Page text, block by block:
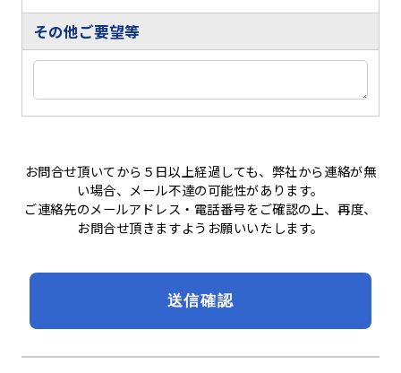
その他ご要望等
お問合せ頂いてから５日以上経過しても、弊社から連絡が無
い場合、メール不達の可能性があります。
ご連絡先のメールアドレス・電話番号をご確認の上、再度、
お問合せ頂きますようお願いいたします。